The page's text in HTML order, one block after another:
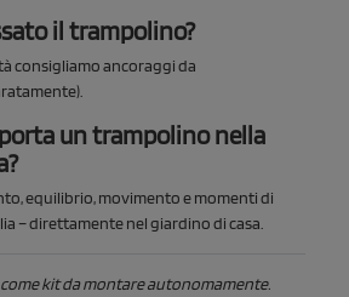
il trampolino?
consigliamoancoraggi da
un trampolino nella
equilibrio, movimento e momenti di
– direttamente nel giardino di casa.
kit da montare autonomamente.